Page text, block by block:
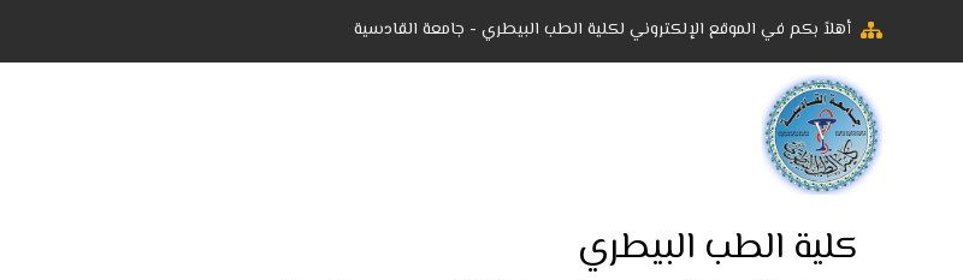
أهلاً بكم في الموقع الإلكتروني لكلية الطب البيطري - جامعة القادسية
كلية الطب البيطري